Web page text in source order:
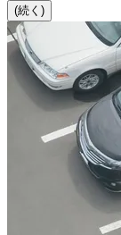
(続く)